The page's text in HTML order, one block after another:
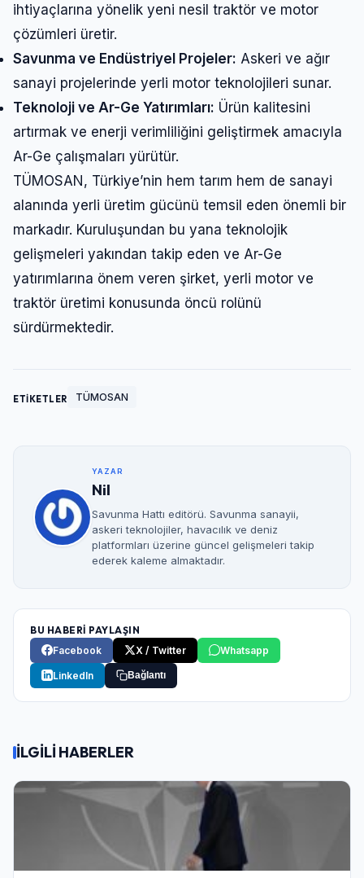
ihtiyaçlarına yönelik yeni nesil traktör ve motor
çözümleri üretir.
Savunma ve Endüstriyel Projeler: Askeri ve ağır
sanayi projelerinde yerli motor teknolojileri sunar.
Teknoloji ve Ar-Ge Yatırımları: Ürün kalitesini
artırmak ve enerji verimliliğini geliştirmek amacıyla
Ar-Ge çalışmaları yürütür.
TÜMOSAN, Türkiye’nin hem tarım hem de sanayi
alanında yerli üretim gücünü temsil eden önemli bir
markadır. Kuruluşundan bu yana teknolojik
gelişmeleri yakından takip eden ve Ar-Ge
yatırımlarına önem veren şirket, yerli motor ve
traktör üretimi konusunda öncü rolünü
sürdürmektedir.
ETİKETLER TÜMOSAN
YAZAR
Nil
Savunma Hattı editörü. Savunma sanayii,
askeri teknolojiler, havacılık ve deniz
platformları üzerine güncel gelişmeleri takip
ederek kaleme almaktadır.
BU HABERİ PAYLAŞIN
Facebook
X / Twitter Whatsapp
LinkedIn Bağlantı
İLGİLİ HABERLER
Giriş Yap
Kullanıcı Adı veya E-posta